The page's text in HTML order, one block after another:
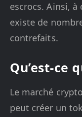
escrocs. Ainsi, à
existe de
contrefaits.
Qu’est-ce
Le marché
peut créer un